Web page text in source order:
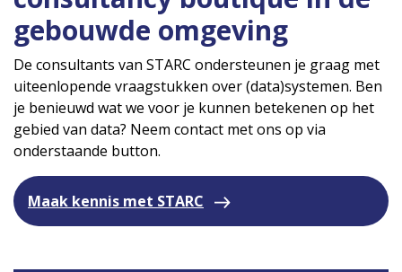
gebouwde omgeving
De consultants van STARC ondersteunen je graag met
uiteenlopende vraagstukken over (data)systemen. Ben
je benieuwd wat we voor je kunnen betekenen op het
gebied van data? Neem contact met ons op via
onderstaande button.
Maak kennis met STARC